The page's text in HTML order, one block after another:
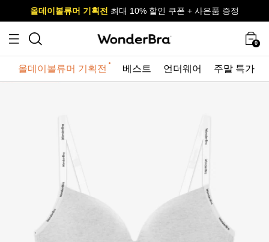
사이즈 무료 교환 서비스
올데이볼류머 기획전 최대 10% 할인 쿠폰 + 사은품 증정
사이즈 무료 교환 서비스
올데이볼류머 기획전 최대 10% 할인 쿠폰 + 사은품 증정
0
올데이볼류머 기획전 베스트 언더웨어 주말 특가